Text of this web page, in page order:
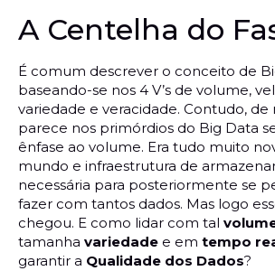
A Centelha do
É comum descrever o conceito de
baseando-se nos 4 V’s de volume,
variedade e veracidade. Contudo, de
parece nos primórdios do Big Data
ênfase ao volume. Era tudo muito
mundo e infraestrutura de
necessária para posteriormente se
fazer com tantos dados. Mas logo
chegou. E como lidar com tal
tamanha variedade e em tempo
garantir a Qualidade dos Dados?